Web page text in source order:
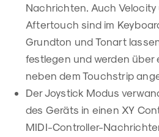
Nachrichten. Auch
Aftertouch sind im
Grundton und Tonart
festlegen und werden über
neben dem Touchstrip
Der Joystick Modus
des Geräts in einen XY
MIDI-Controller-